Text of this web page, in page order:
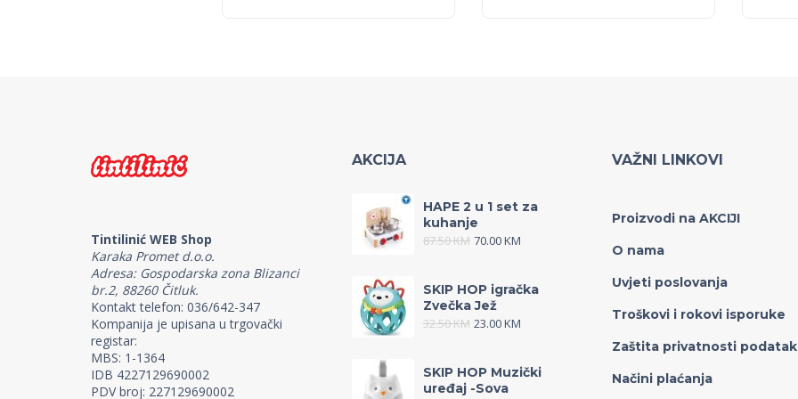
Tintilinić WEB Shop
Karaka Promet d.o.o.
Adresa: Gospodarska zona Blizanci
br.2, 88260 Čitluk.
Kontakt telefon: 036/642-347
Kompanija je upisana u trgovački
registar:
MBS: 1-1364
IDB 4227129690002
PDV broj: 227129690002
AKCIJA
HAPE 2 u 1 set za
kuhanje
87.50KM 70.00KM
SKIP HOP igračka
Zvečka Jež
32.50KM 23.00KM
SKIP HOP Muzički
uređaj -Sova
VAŽNI LINKOVI
Proizvodi na AKCIJI
O nama
Uvjeti poslovanja
Troškovi i rokovi isporuke
Zaštita privatnosti
Načini plaćanja